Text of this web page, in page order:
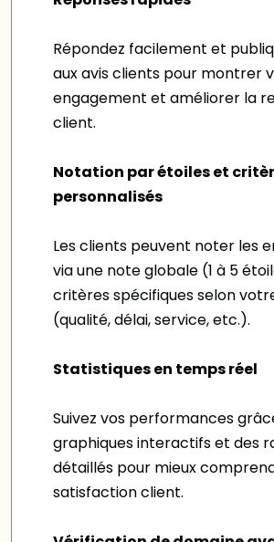
Répondez facilement et
aux avis clients pour montrer
engagement et améliorer la
client.
Notation par étoiles et
personnalisés
Les clients peuvent noter les
via une note globale (1 à 5
critères spécifiques selon
(qualité, délai, service, etc.).
Statistiques en temps réel
Suivez vos performances
graphiques interactifs et des
détaillés pour mieux
satisfaction client.